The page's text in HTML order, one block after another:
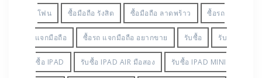
โฟน ซื้อมือถือ รังสิต ซื้อมือถือ ลาดพร้าว ซื้อรถ
แจกมือถือ ซื้อรถ แจกมือถือ อยากขาย รับซื้อ รับ
ซื้อ IPAD รับซื้อ IPAD AIR มือสอง รับซื้อ IPAD MINI